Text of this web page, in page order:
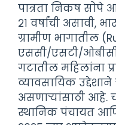
पात्रता निकष सोपे
२१ वर्षांची असावी,
ग्रामीण भागातील
एससी/एसटी/
गटातील महिलांना
व्यावसायिक
असणाऱ्यांसाठी आहे.
स्थानिक पंचायत आणि